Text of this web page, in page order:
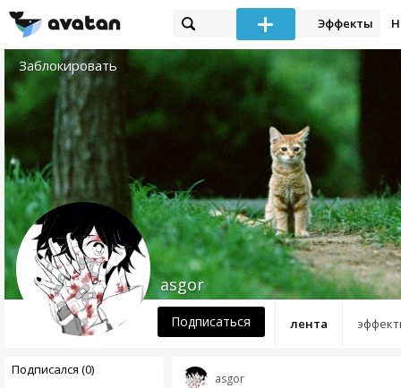
Эффекты
Заблокировать
лента
asgor
Подписаться
Подписался (0)
asgor